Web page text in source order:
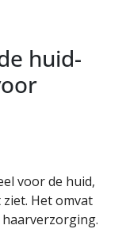
huid-
voor de huid,
Het omvat